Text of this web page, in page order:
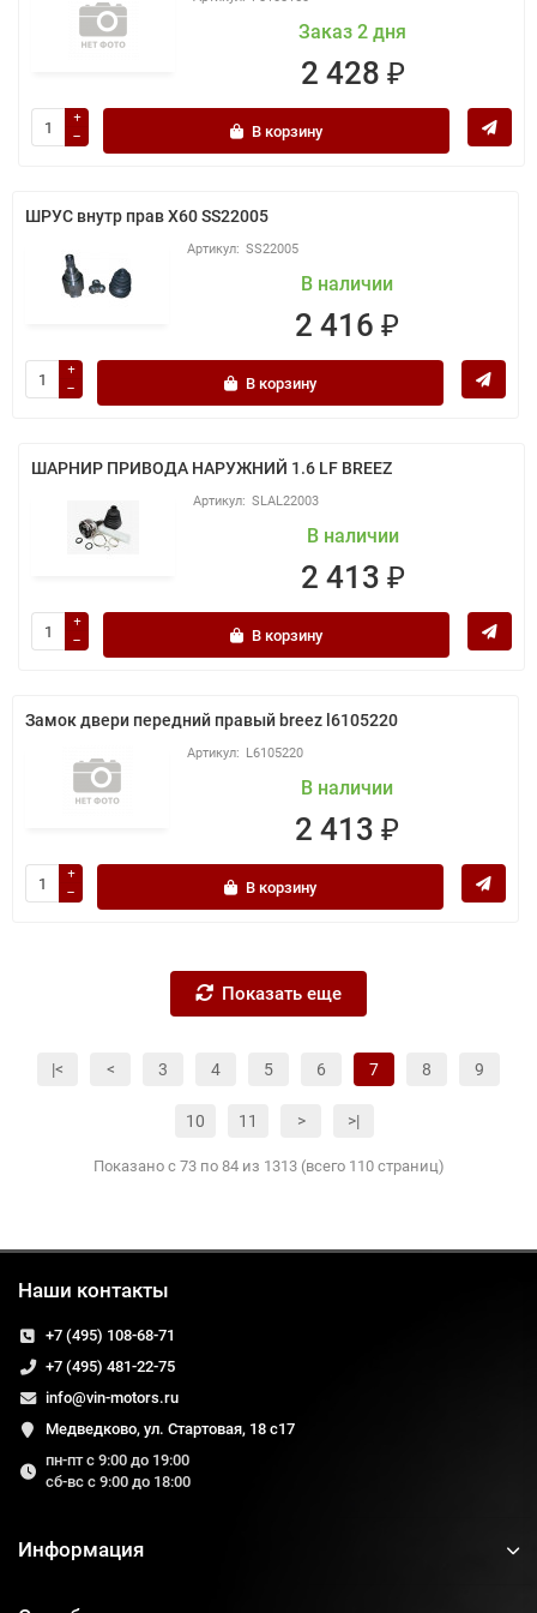
Заказ 2 дня
2 428 ₽
В корзину
ШРУС внутр прав X60 SS22005
SS22005
В наличии
2 416 ₽
В корзину
ШАРНИР ПРИВОДА НАРУЖНИЙ 1.6 LF BREEZ
SLAL22003
В наличии
2 413 ₽
В корзину
Замок двери передний правый breez l6105220
L6105220
В наличии
2 413 ₽
В корзину
Показать еще
|< < 3 4 5 6 7 8 9
10 11 > >|
Показано с 73 по 84 из 1313 (всего 110 страниц)
Наши контакты
+7 (495) 108-68-71
+7 (495) 481-22-75
info@vin-motors.ru
Медведково, ул. Стартовая, 18 с17
пн-пт с 9:00 до 19:00
сб-вс с 9:00 до 18:00
Информация